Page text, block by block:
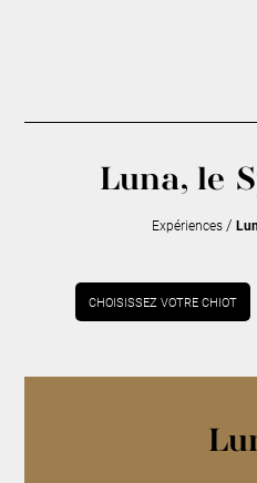
Luna, le
Expériences/
CHOISISSEZ VOTRE CHIOT